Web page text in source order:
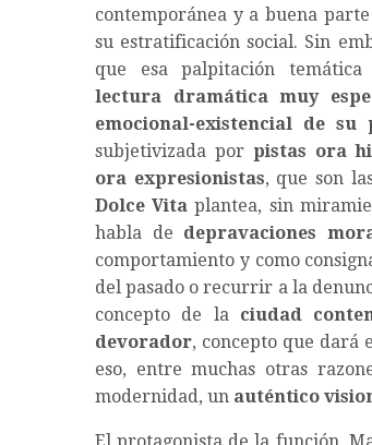
contemporánea y a buena
su estratificación social. Sin
que esa palpitación
lectura dramática muy
emocional-existencial de su
subjetivizada por pistas ora
ora expresionistas, que son
Dolce Vita plantea, sin
habla de depravaciones
comportamiento y como
del pasado o recurrir a la
concepto de la ciudad
devorador, concepto que dará
eso, entre muchas otras
modernidad, un auténtico